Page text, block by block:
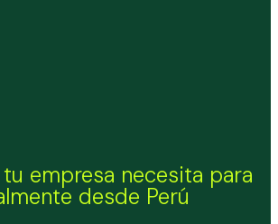
empresa necesita para
desde Perú